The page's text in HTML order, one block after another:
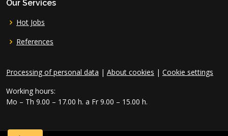
Our Services
Hot Jobs
References
Processing of personal data | About cookies | Cookie settings
Working hours:
Mo – Th 9.00 – 17.00 h. a Fr 9.00 – 15.00 h.